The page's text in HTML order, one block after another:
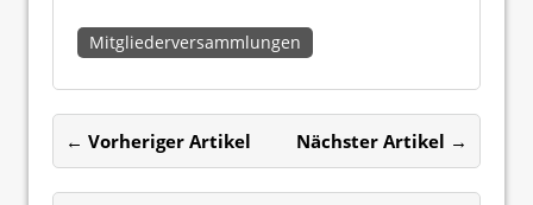
Mitgliederversammlungen
← Vorheriger Artikel Nächster Artikel →